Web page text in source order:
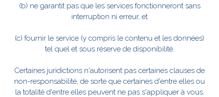
(b) ne garantit pas que les services fonctionneront sans
interruption ni erreur, et
(c) fournir le service (y compris le contenu et les données)
tel quel et sous réserve de disponibilité.
Certaines juridictions n'autorisent pas certaines clauses de
non-responsabilité, de sorte que certaines d'entre elles ou
la totalité d'entre elles peuvent ne pas s'appliquer à vous.